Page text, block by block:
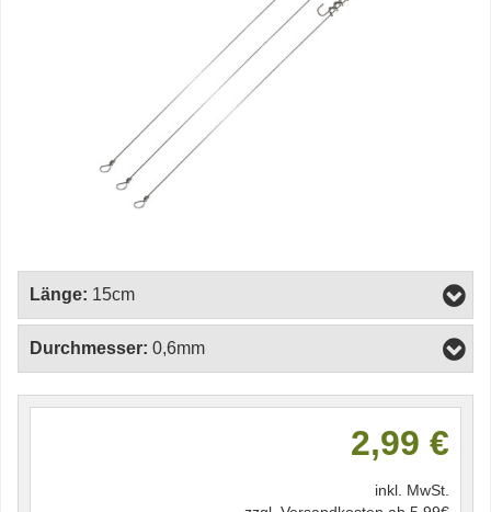
Länge: 15cm
Durchmesser: 0,6mm
2,99 €
inkl. MwSt.